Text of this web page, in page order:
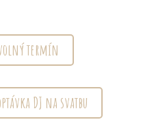
termín
DJ na svatbu